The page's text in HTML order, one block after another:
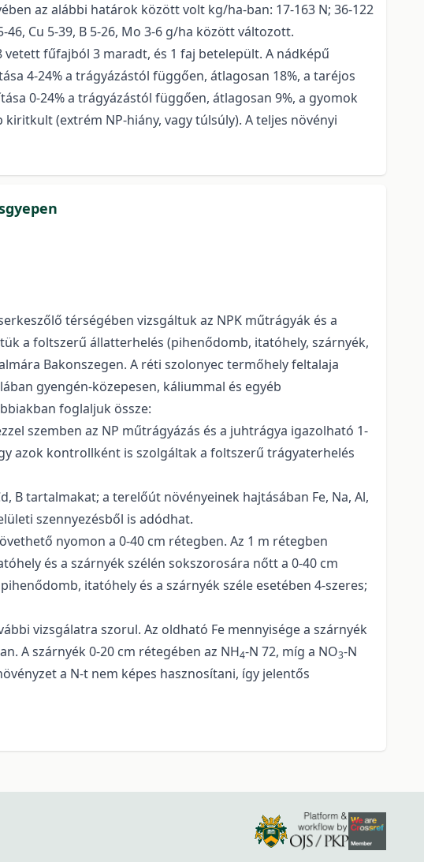
az alábbi határok között volt kg/ha-ban: 17-163 N; 36-122
46, Cu 5-39, B 5-26, Mo 3-6 g/ha között változott.
fűfajból 3 maradt, és 1 faj betelepült. A nádképű
4-24% a trágyázástól függően, átlagosan 18%, a taréjos
0-24% a trágyázástól függően, átlagosan 9%, a gyomok
(extrém NP-hiány, vagy túlsúly). A teljes növényi
térségében vizsgáltuk az NPK műtrágyák és a
a foltszerű állatterhelés (pihenődomb, itatóhely, szárnyék,
Bakonszegen. A réti szolonyec termőhely feltalaja
gyengén-közepesen, káliummal és egyéb
foglaljuk össze:
szemben az NP műtrágyázás és a juhtrágya igazolható 1-
azok kontrollként is szolgáltak a foltszerű trágyaterhelés
B tartalmakat; a terelőút növényeinek hajtásában Fe, Na, Al,
szennyezésből is adódhat.
nyomon a 0-40 cm rétegben. Az 1 m rétegben
és a szárnyék szélén sokszorosára nőtt a 0-40 cm
itatóhely és a szárnyék széle esetében 4-szeres;
vizsgálatra szorul. Az oldható Fe mennyisége a szárnyék
A szárnyék 0-20 cm rétegében az NH4-N 72, míg a NO3-N
a N-t nem képes hasznosítani, így jelentős